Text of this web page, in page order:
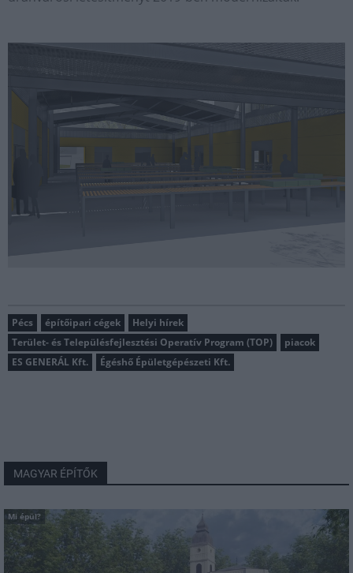
Pécs építőipari cégek
Helyi hírek
Terület- és Településfejlesztési Operatív Program (TOP)
piacok
ES GENERÁL Kft.
Égéshő Épületgépészeti Kft.
MAGYAR ÉPÍTŐK
Mi épül?